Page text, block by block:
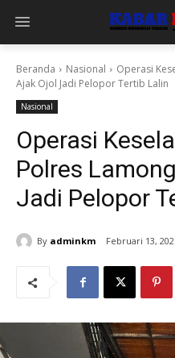
Beranda Nasional
Operasi
Ajak Ojol Jadi Pelopor Tertib Lalin
Nasional
Operasi
Polres
Jadi Pelopor
By adminkm Februari 13,